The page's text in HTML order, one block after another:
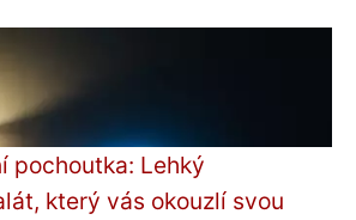
pochoutka: Lehký
který vás okouzlí svou